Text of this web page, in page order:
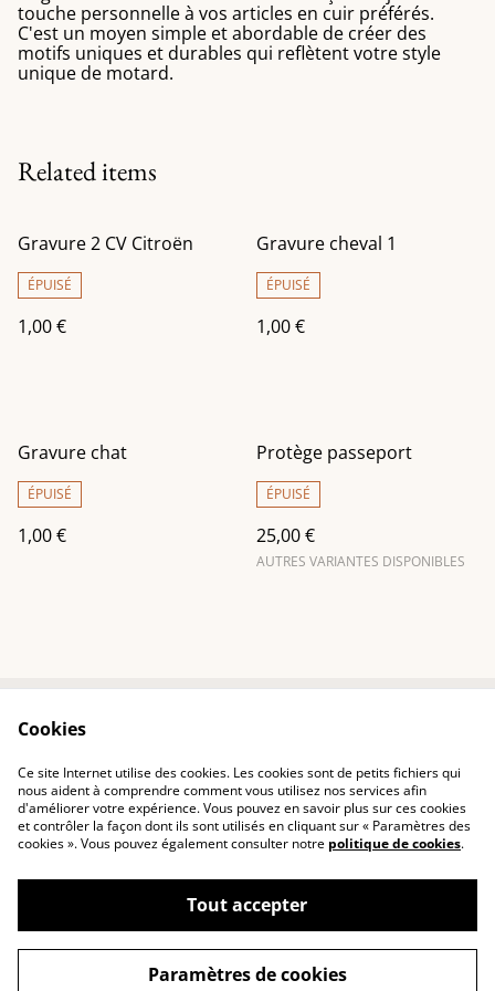
touche personnelle à vos articles en cuir préférés.
C'est un moyen simple et abordable de créer des
motifs uniques et durables qui reflètent votre style
unique de motard.
Related items
Gravure 2 CV Citroën
ÉPUISÉ
1,00 €
Gravure cheval 1
ÉPUISÉ
1,00 €
Gravure chat
ÉPUISÉ
1,00 €
Protège passeport
ÉPUISÉ
25,00 €
AUTRES VARIANTES DISPONIBLES
Politique de
confidentialité
Politique de cookies
©2026Chryst O Cuir
Cookies
Ce site Internet utilise des cookies. Les cookies sont de petits fichiers qui
nous aident à comprendre comment vous utilisez nos services afin
d'améliorer votre expérience. Vous pouvez en savoir plus sur ces cookies
et contrôler la façon dont ils sont utilisés en cliquant sur « Paramètres des
cookies ». Vous pouvez également consulter notre politique de cookies.
Tout accepter
Paramètres de cookies